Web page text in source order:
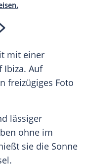
mit einer
Ibiza. Auf
freizügiges Foto
lässiger
ohne im
sie die Sonne